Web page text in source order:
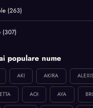
(263)
(307)
populare nume
AKI AKIRA
AOI AYA